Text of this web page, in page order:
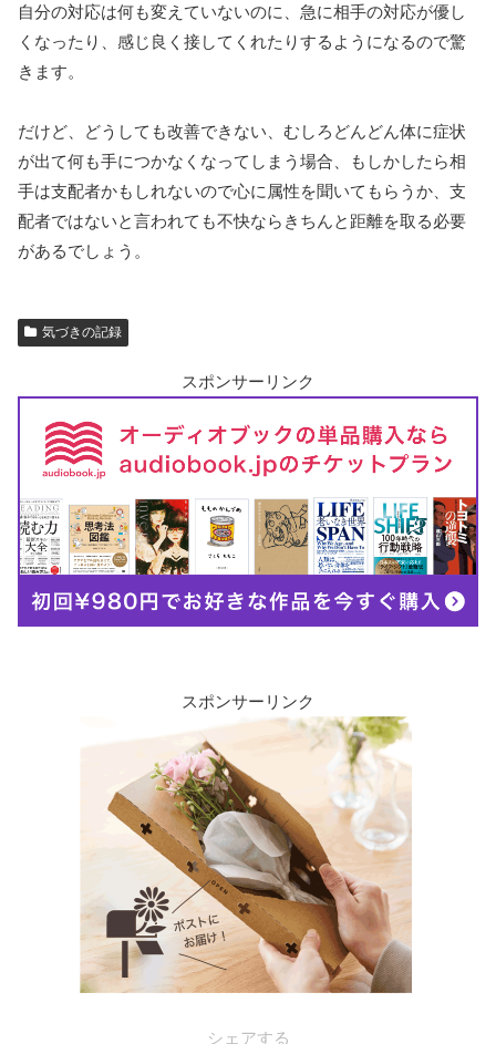
自分の対応は何も変えていないのに、急に相手の対応が優し
くなったり、感じ良く接してくれたりするようになるので驚
きます。
だけど、どうしても改善できない、むしろどんどん体に症状
が出て何も手につかなくなってしまう場合、もしかしたら相
手は支配者かもしれないので心に属性を聞いてもらうか、支
配者ではないと言われても不快ならきちんと距離を取る必要
があるでしょう。
気づきの記録
スポンサーリンク
スポンサーリンク
シェアする